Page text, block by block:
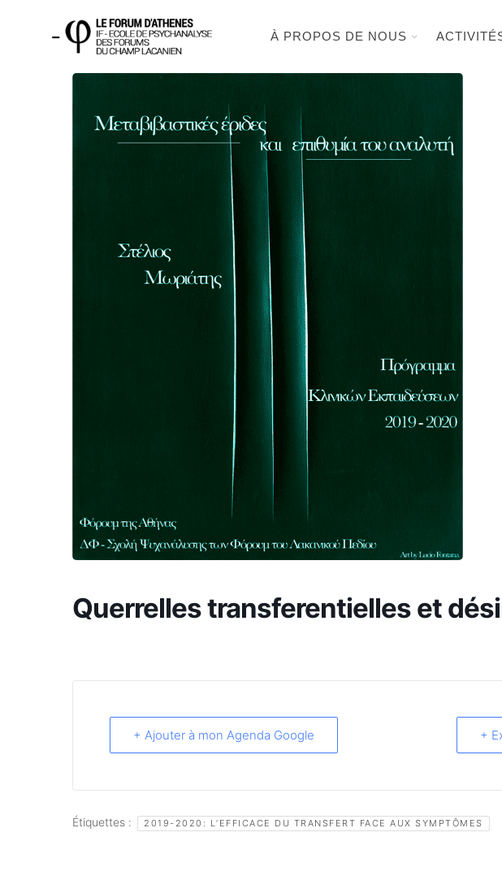
À PROPOS DE NOUS
Querrelles transferentielles et
+ Ajouter à mon Agenda Google +
Étiquettes : 2019-2020: L’EFFICACE DU TRANSFERT FACE AUX SYMPTÔMES